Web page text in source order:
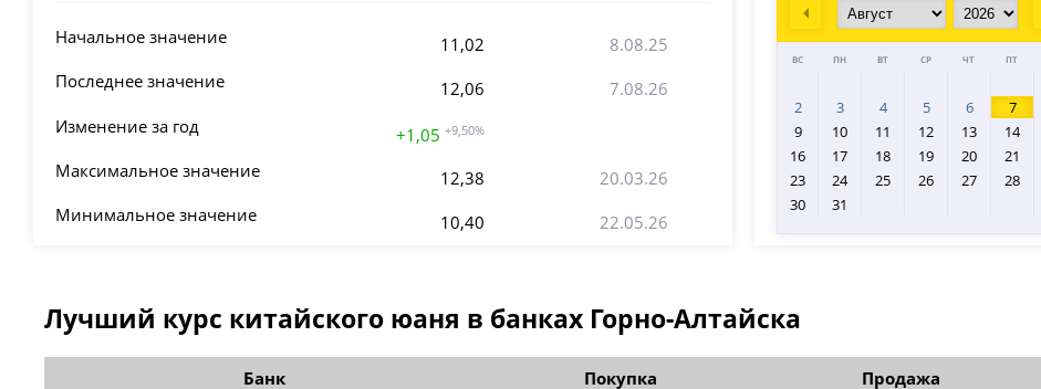
Начальное значение 11,02
8.08.25
Последнее значение
12,06
7.08.26
Изменение за год
+1,05+9,50%
Максимальное значение 12,38
20.03.26
Минимальное значение
10,40 22.05.26
Prev
ВС ПН ВТ СР ЧТ ПТ
2
3 4 5 6 7
9
10 11 12 13 14
16
17 18 19 20 21
23
24 25 26 27 28
30
31
Лучший курс китайского юаня в банках Горно-Алтайска
Банк Покупка Продажа